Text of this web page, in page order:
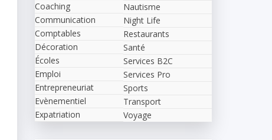
Coaching
Communication
Comptables
Décoration
Écoles
Emploi
Entrepreneuriat
Evènementiel
Expatriation
Nautisme
Night Life
Restaurants
Santé
Services B2C
Services Pro
Sports
Transport
Voyage